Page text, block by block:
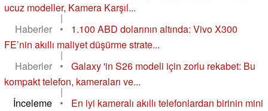
ucuz modeller, Kamera Karşıl...
|
Haberler
•
1.100 ABD dolarının altında: Vivo X300
FE’nin akıllı maliyet düşürme strate...
|
Haberler
•
Galaxy 'in S26 modeli için zorlu rekabet: Bu
kompakt telefon, kameraları ve...
|
İnceleme
•
En iyi kameralı akıllı telefonlardan birinin mini